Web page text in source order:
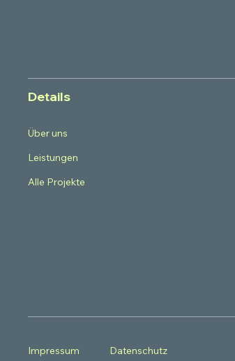
Details
Über uns
Leistungen
Alle Projekte
Impressum Datenschutz